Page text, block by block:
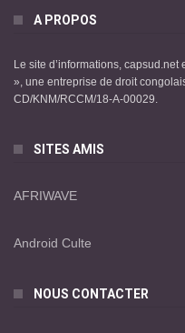
A PROPOS
Le site d’informations,
», une entreprise de droit
CD/KNM/RCCM/18-A-00029.
SITES AMIS
AFRIWAVE
Android Culte
NOUS CONTACTER